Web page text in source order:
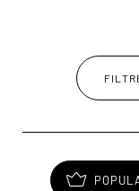
gardé son
maisons, un
de l’eau où l’on